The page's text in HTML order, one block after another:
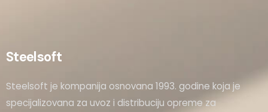
Steelsoft
Steelsoft je kompanija osnovana 1993. godine koja je
specijalizovana za uvoz i distribuciju opreme za